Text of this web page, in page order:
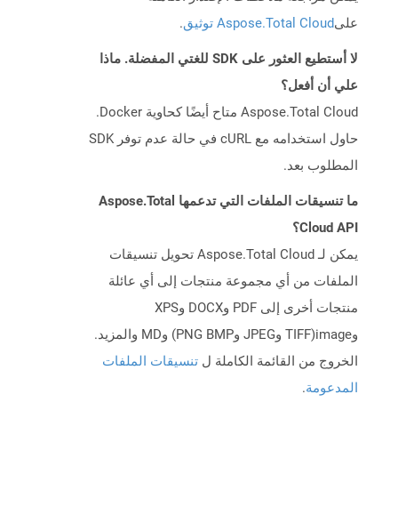
علىAspose.Total Cloud توثيق .
لا أستطيع العثور على SDK للغتي المفضلة. ماذا
علي أن أفعل؟
Aspose.Total Cloud متاح أيضًا كحاوية Docker.
حاول استخدامه مع cURL في حالة عدم توفر SDK
المطلوب بعد.
ما تنسيقات الملفات التي تدعمها Aspose.Total
Cloud API؟
يمكن لـ Aspose.Total Cloud تحويل تنسيقات
الملفات من أي مجموعة منتجات إلى أي عائلة
منتجات أخرى إلى PDF وDOCX وXPS
وimage(TIFF وJPEG وPNG BMP) وMD والمزيد.
الخروج من القائمة الكاملة ل تنسيقات الملفات
المدعومة.